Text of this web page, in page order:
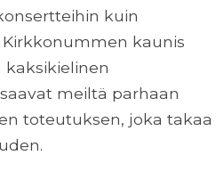
kuin
Kirkkonummen kaunis
kaksikielinen
meiltä parhaan
toteutuksen, joka takaa